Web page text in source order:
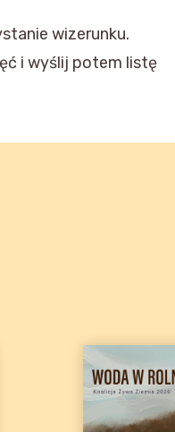
wizerunku.
i wyślij potem listę